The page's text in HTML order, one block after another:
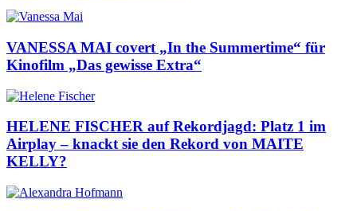
VANESSA MAI covert „In the Summertime“ für
Kinofilm „Das gewisse Extra“
HELENE FISCHER auf Rekordjagd: Platz 1 im
Airplay – knackt sie den Rekord von MAITE
KELLY?